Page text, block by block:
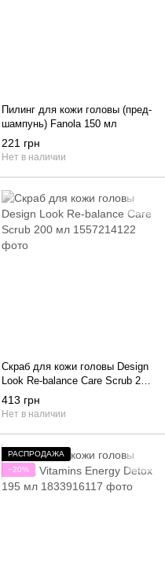
Пилинг для кожи головы (пред-
шампунь) Fanola 150 мл
221 грн
Нет в наличии
Скраб для кожи головы Design
Look Re-balance Care Scrub 200
мл
413 грн
Нет в наличии
РАСПРОДАЖА
−20%